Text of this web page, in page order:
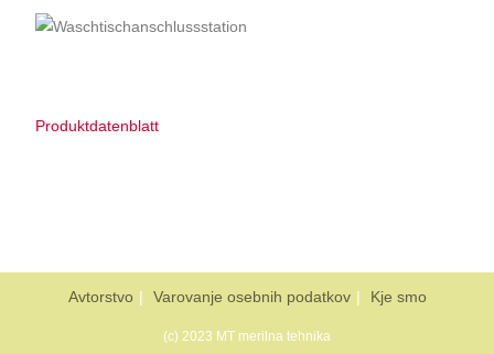
Produktdatenblatt
Avtorstvo Varovanje osebnih podatkov Kje smo
(c) 2023 MT merilna tehnika